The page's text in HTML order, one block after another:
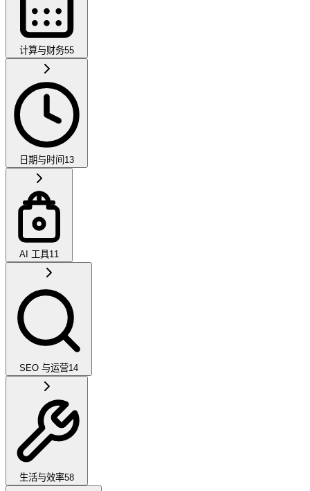
计算与财务55
日期与时间 13
AI 工具11
SEO 与运营14
生活与效率58